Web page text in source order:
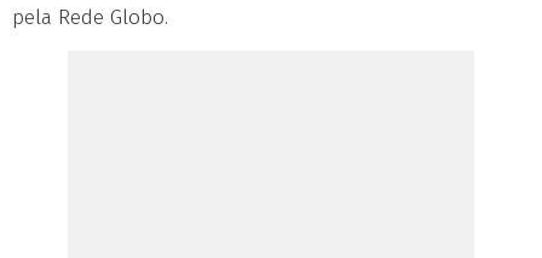
pela Rede Globo.